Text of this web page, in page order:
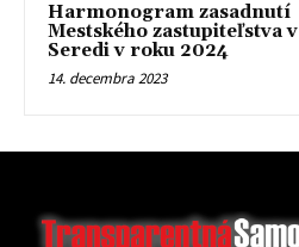
Harmonogram zasadnutí
Mestského zastupiteľstva v
Seredi v roku 2024
14. decembra 2023